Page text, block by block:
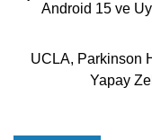
Android 15 ve
UCLA, Parkinson
Yapay